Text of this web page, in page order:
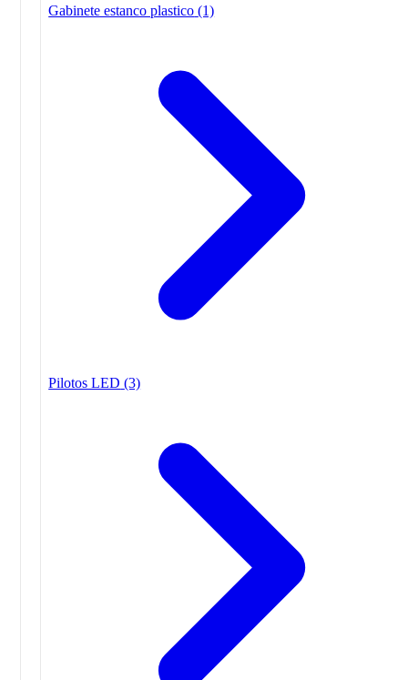
Gabinete estanco plastico (1)
Pilotos LED (3)